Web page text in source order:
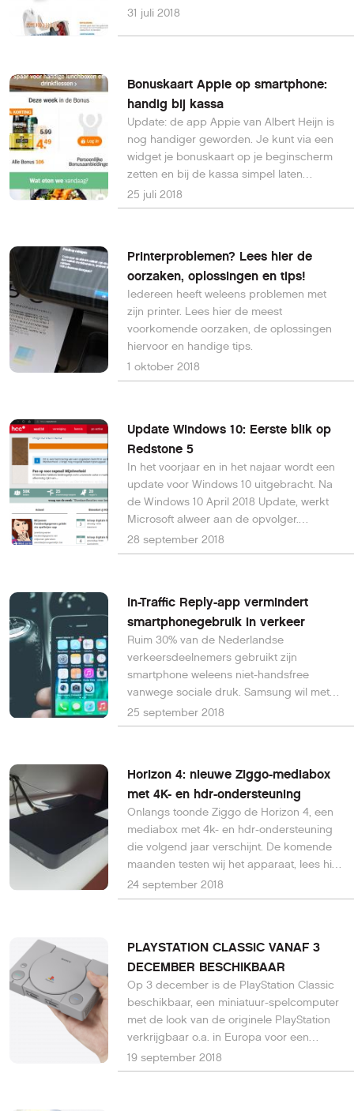
31 juli 2018
Bonuskaart Appie op smartphone:
handig bij kassa
Update: de app Appie van Albert Heijn is
nog handiger geworden. Je kunt via een
widget je bonuskaart op je beginscherm
zetten en bij de kassa simpel laten
scannen.
25 juli 2018
Printerproblemen? Lees hier de
oorzaken, oplossingen en tips!
Iedereen heeft weleens problemen met
zijn printer. Lees hier de meest
voorkomende oorzaken, de oplossingen
hiervoor en handige tips.
1 oktober 2018
Update Windows 10: Eerste blik op
Redstone 5
In het voorjaar en in het najaar wordt een
update voor Windows 10 uitgebracht. Na
de Windows 10 April 2018 Update, werkt
Microsoft alweer aan de opvolger.
Codenaam: Redstone 5. Wat kun je
verwachten?
28 september 2018
In-Traffic Reply-app vermindert
smartphonegebruik in verkeer
Ruim 30% van de Nederlandse
verkeersdeelnemers gebruikt zijn
smartphone weleens niet-handsfree
vanwege sociale druk. Samsung wil met
zijn In-Traffic Reply-app de
verkeersveiligheid vergroten: de app
verkeer’.
25 september 2018
Horizon 4: nieuwe Ziggo-mediabox
met 4K- en hdr-ondersteuning
Onlangs toonde Ziggo de Horizon 4, een
mediabox met 4k- en hdr-ondersteuning
die volgend jaar verschijnt. De komende
maanden testen wij het apparaat, lees hier
alvast meer info.
24 september 2018
PLAYSTATION CLASSIC VANAF 3
DECEMBER BESCHIKBAAR
Op 3 december is de PlayStation Classic
beschikbaar, een miniatuur-spelcomputer
met de look van de originele PlayStation
verkrijgbaar o.a. in Europa voor een
adviesprijs van € 99,99. Hij is voorzien van
20 originele games, maar softwaretitels
19 september 2018